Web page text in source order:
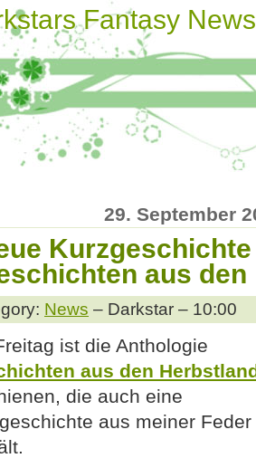
Fantasy News
29. September
aus
News – Darkstar – 10:00
ist die Anthologie
aus den
die auch eine
aus meiner Feder